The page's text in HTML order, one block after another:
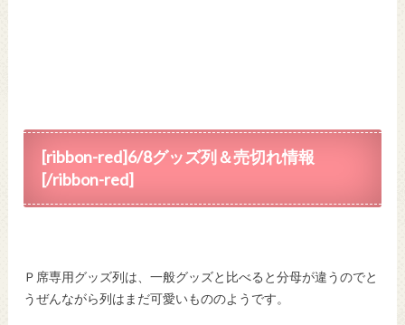
[ribbon-red]6/8グッズ列＆売切れ情報
[/ribbon-red]
Ｐ席専用グッズ列は、一般グッズと比べると分母が違うのでと
うぜんながら列はまだ可愛いもののようです。